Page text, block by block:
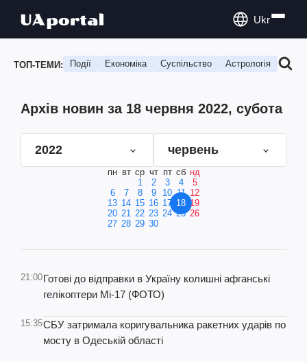
Ukr
ТОП-ТЕМИ: Події Економіка Суспільство Астрологія
Архів новин за 18 червня 2022, субота
2022 червень
пн вт ср чт пт сб нд
1
2 3 4
5
6
7 8 9 10 11 12
13 14 15 16 17 18 19
20 21 22 23 24 25 26
27 28 29 30
21:00Готові до відправки в Україну колишні афганські
гелікоптери Мі-17 (ФОТО)
15:35СБУ затримала коригувальника ракетних ударів по
мосту в Одеській області